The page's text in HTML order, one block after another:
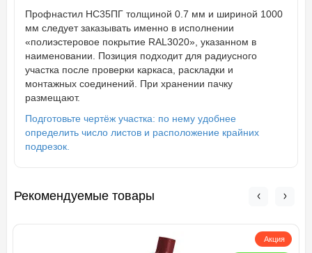
Профнастил НС35ПГ толщиной 0.7 мм и шириной 1000
мм следует заказывать именно в исполнении
«полиэстеровое покрытие RAL3020», указанном в
наименовании. Позиция подходит для радиусного
участка после проверки каркаса, раскладки и
монтажных соединений. При хранении пачку
размещают.
Подготовьте чертёж участка: по нему удобнее
определить число листов и расположение крайних
подрезок.
Рекомендуемые товары
Акция